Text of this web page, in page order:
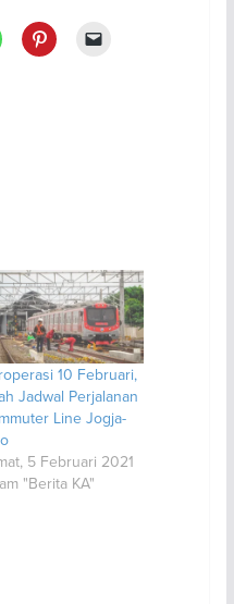
10 Februari,
Jadwal Perjalanan
Line Jogja-
5 Februari 2021
"Berita KA"